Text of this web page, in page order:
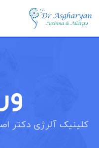
محتوا
کلینیک آلرژی دکتر